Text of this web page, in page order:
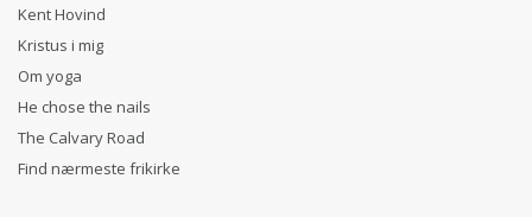
Kent Hovind
Kristus i mig
Om yoga
He chose the nails
The Calvary Road
Find nærmeste frikirke